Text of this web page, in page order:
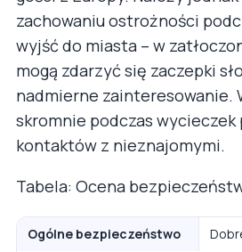
zachowaniu ostrożności
wyjść do miasta – w
mogą zdarzyć się zaczepki
nadmierne zainteresowanie.
skromnie podczas
kontaktów z nieznajomymi.
Tabela: Ocena
Ogólne bezpieczeństwo